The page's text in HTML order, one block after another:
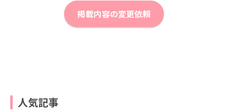
掲載内容の変更依頼
人気記事